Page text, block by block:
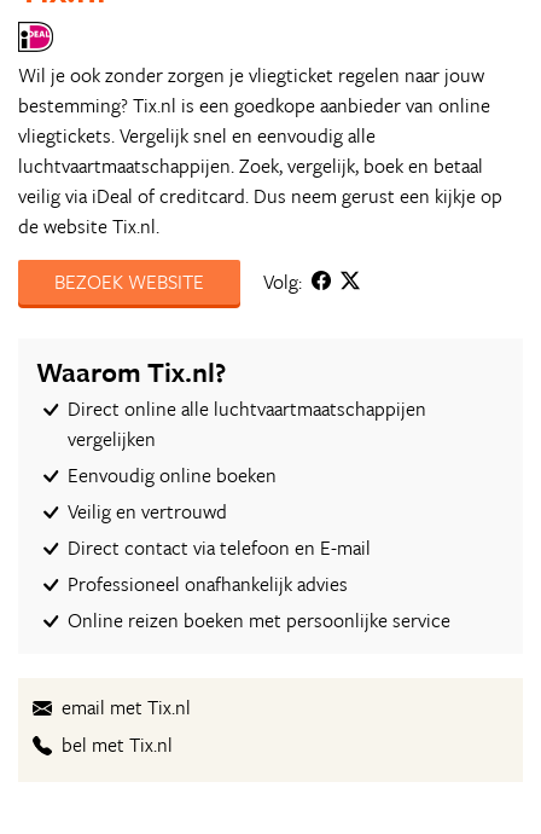
Wil je ook zonder zorgen je vliegticket regelen naar jouw
bestemming? Tix.nl is een goedkope aanbieder van online
vliegtickets. Vergelijk snel en eenvoudig alle
luchtvaartmaatschappijen. Zoek, vergelijk, boek en betaal
veilig via iDeal of creditcard. Dus neem gerust een kijkje op
de website Tix.nl.
BEZOEK WEBSITE
Volg:
Waarom Tix.nl?
Direct online alle luchtvaartmaatschappijen
vergelijken
Eenvoudig online boeken
Veilig en vertrouwd
Direct contact via telefoon en E-mail
Professioneel onafhankelijk advies
Online reizen boeken met persoonlijke service
email met Tix.nl
bel met Tix.nl